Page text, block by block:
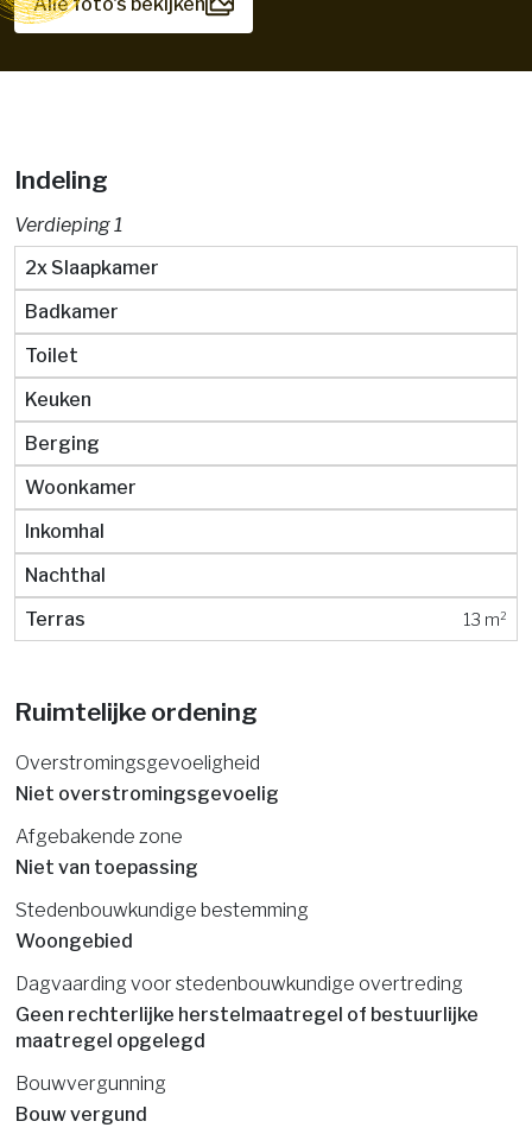
Indeling
Verdieping 1
2x Slaapkamer
Badkamer
Toilet
Keuken
Berging
Woonkamer
Inkomhal
Nachthal
Terras
13 m²
Ruimtelijke ordening
Overstromingsgevoeligheid
Niet overstromingsgevoelig
Afgebakende zone
Niet van toepassing
Stedenbouwkundige bestemming
Woongebied
Dagvaarding voor stedenbouwkundige overtreding
Geen rechterlijke herstelmaatregel of bestuurlijke
maatregel opgelegd
Bouwvergunning
Bouw vergund